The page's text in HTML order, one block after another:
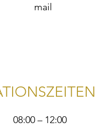
mail
08:00 – 12:00